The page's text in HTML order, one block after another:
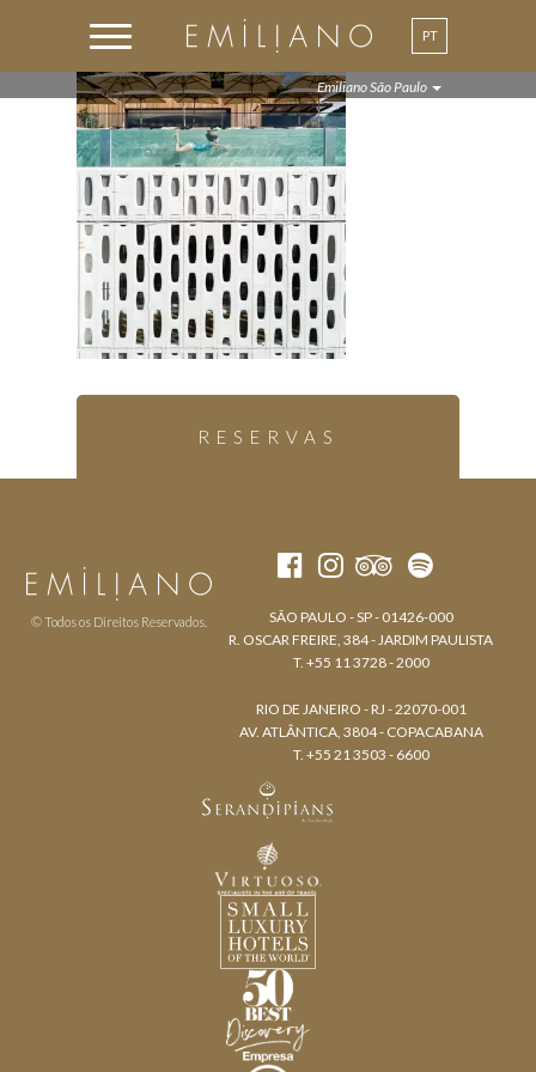
PT
Emiliano São Paulo
RESERVAS
© Todos os Direitos Reservados.
SÃO PAULO - SP - 01426-000
R. OSCAR FREIRE, 384 - JARDIM PAULISTA
T. +55 11 3728 - 2000
RIO DE JANEIRO - RJ - 22070-001
AV. ATLÂNTICA, 3804 - COPACABANA
T. +55 21 3503 - 6600